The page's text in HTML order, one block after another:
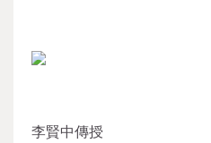
李賢中傳授